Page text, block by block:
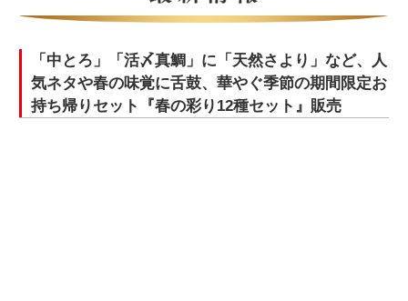
「中とろ」「活〆真鯛」に「天然さより」など、人
気ネタや春の味覚に舌鼓、華やぐ季節の期間限定お
持ち帰りセット『春の彩り12種セット』販売